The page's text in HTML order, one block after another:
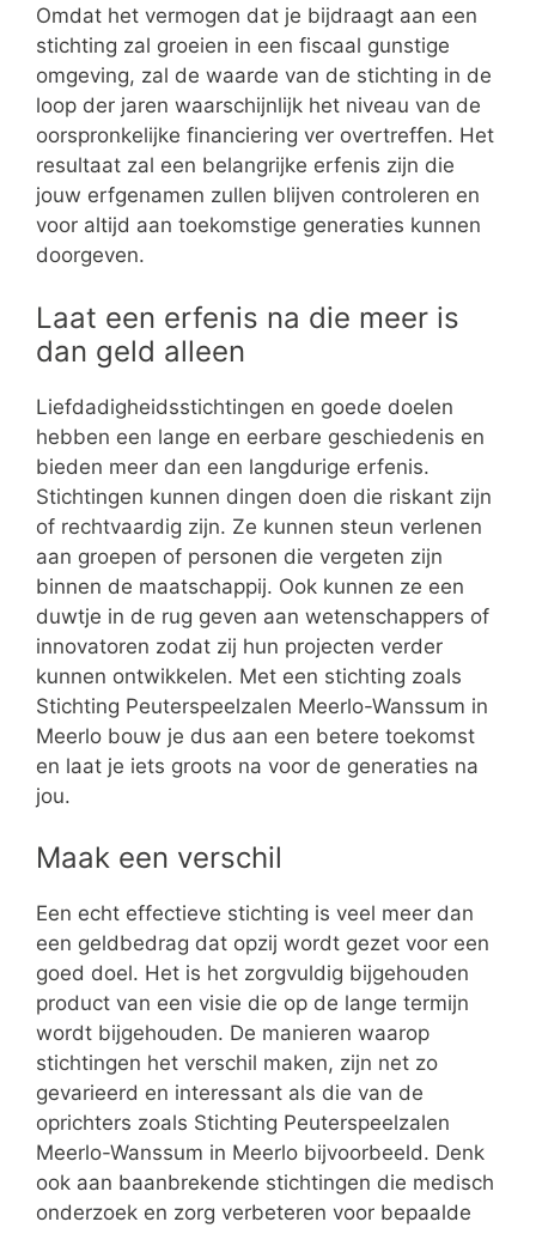
Omdat het vermogen dat je bijdraagt aan een
stichting zal groeien in een fiscaal gunstige
omgeving, zal de waarde van de stichting in de
loop der jaren waarschijnlijk het niveau van de
oorspronkelijke financiering ver overtreffen. Het
resultaat zal een belangrijke erfenis zijn die
jouw erfgenamen zullen blijven controleren en
voor altijd aan toekomstige generaties kunnen
doorgeven.
Laat een erfenis na die meer is
dan geld alleen
Liefdadigheidsstichtingen en goede doelen
hebben een lange en eerbare geschiedenis en
bieden meer dan een langdurige erfenis.
Stichtingen kunnen dingen doen die riskant zijn
of rechtvaardig zijn. Ze kunnen steun verlenen
aan groepen of personen die vergeten zijn
binnen de maatschappij. Ook kunnen ze een
duwtje in de rug geven aan wetenschappers of
innovatoren zodat zij hun projecten verder
kunnen ontwikkelen. Met een stichting zoals
Stichting Peuterspeelzalen Meerlo-Wanssum in
Meerlo bouw je dus aan een betere toekomst
en laat je iets groots na voor de generaties na
jou.
Maak een verschil
Een echt effectieve stichting is veel meer dan
een geldbedrag dat opzij wordt gezet voor een
goed doel. Het is het zorgvuldig bijgehouden
product van een visie die op de lange termijn
wordt bijgehouden. De manieren waarop
stichtingen het verschil maken, zijn net zo
gevarieerd en interessant als die van de
oprichters zoals Stichting Peuterspeelzalen
Meerlo-Wanssum in Meerlo bijvoorbeeld. Denk
ook aan baanbrekende stichtingen die medisch
onderzoek en zorg verbeteren voor bepaalde